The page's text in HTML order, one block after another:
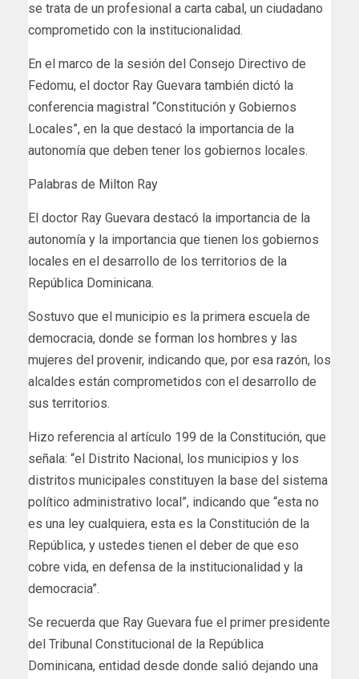
se trata de un profesional a carta cabal, un ciudadano
comprometido con la institucionalidad.
En el marco de la sesión del Consejo Directivo de
Fedomu, el doctor Ray Guevara también dictó la
conferencia magistral “Constitución y Gobiernos
Locales”, en la que destacó la importancia de la
autonomía que deben tener los gobiernos locales.
Palabras de Milton Ray
El doctor Ray Guevara destacó la importancia de la
autonomía y la importancia que tienen los gobiernos
locales en el desarrollo de los territorios de la
República Dominicana.
Sostuvo que el municipio es la primera escuela de
democracia, donde se forman los hombres y las
mujeres del provenir, indicando que, por esa razón, los
alcaldes están comprometidos con el desarrollo de
sus territorios.
Hizo referencia al artículo 199 de la Constitución, que
señala: “el Distrito Nacional, los municipios y los
distritos municipales constituyen la base del sistema
político administrativo local”, indicando que “esta no
es una ley cualquiera, esta es la Constitución de la
República, y ustedes tienen el deber de que eso
cobre vida, en defensa de la institucionalidad y la
democracia”.
Se recuerda que Ray Guevara fue el primer presidente
del Tribunal Constitucional de la República
Dominicana, entidad desde donde salió dejando una